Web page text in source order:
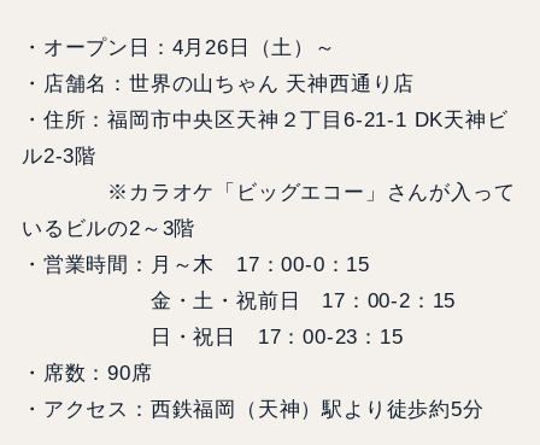
・オープン日：4月26日（土）～
・店舗名：世界の山ちゃん 天神西通り店
・住所：福岡市中央区天神２丁目6-21-1 DK天神ビ
ル2-3階
※カラオケ「ビッグエコー」さんが入って
いるビルの2～3階
・営業時間：月～木 17：00‐0：15
金・土・祝前日 17：00‐2：15
日・祝日 17：00‐23：15
・席数：90席
・アクセス：西鉄福岡（天神）駅より徒歩約5分